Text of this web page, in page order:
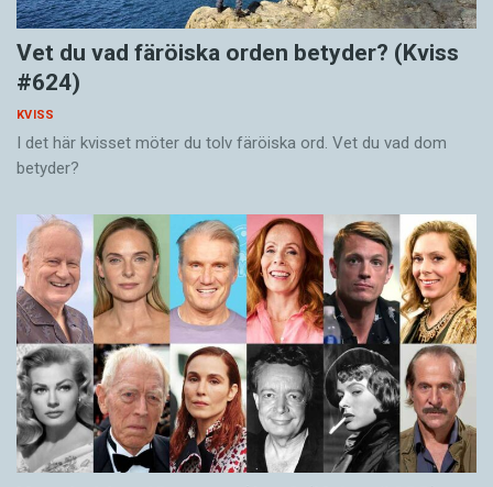
Vet du vad färöiska orden betyder? (Kviss
#624)
KVISS
I det här kvisset möter du tolv färöiska ord. Vet du vad dom
betyder?